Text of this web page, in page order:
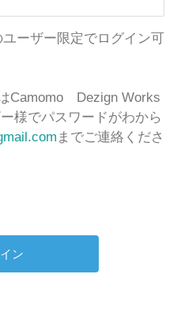
ーザー限定でログイン可
Camomo Dezign Works
様でパスワードがわから
までご連絡くださ